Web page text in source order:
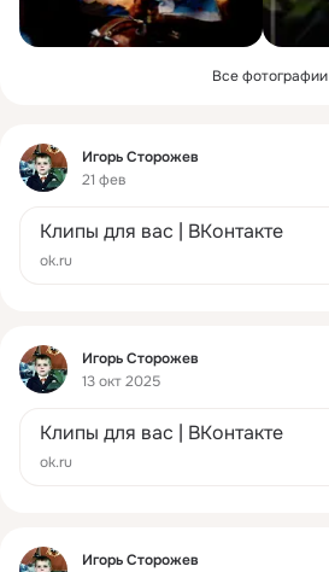
Все фотографии
Фид
Игорь Сторожев
21 фев
Клипы для вас | ВКонтакте
ok.ru
Фид
Игорь Сторожев
13 окт 2025
Клипы для вас | ВКонтакте
ok.ru
Фид
Игорь Сторожев